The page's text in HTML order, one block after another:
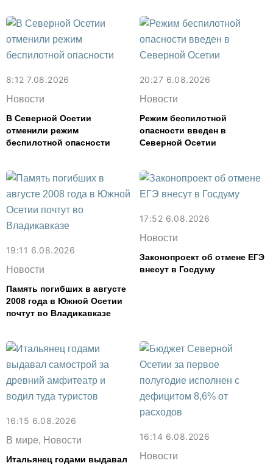
8:12 7.08.2026
Новости
В Северной Осетии
отменили режим
беспилотной опасности
20:27 6.08.2026
Новости
Режим беспилотной
опасности введен в
Северной Осетии
19:11 6.08.2026
Новости
Память погибших в августе
2008 года в Южной Осетии
почтут во Владикавказе
17:52 6.08.2026
Новости
Законопроект об отмене ЕГЭ
внесут в Госдуму
16:15 6.08.2026
В мире, Новости
Итальянец годами выдавал
16:14 6.08.2026
Новости